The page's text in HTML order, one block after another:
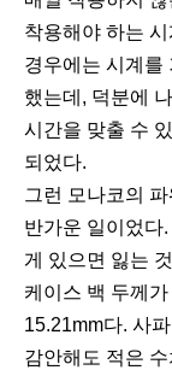
착용해야 하는
경우에는 시계를
했는데, 덕분에
시간을 맞출 수
되었다.
그런 모나코의
반가운 일이었다
게 있으면 잃는
케이스 백 두께
15.21mm다. 사
감안해도 적은